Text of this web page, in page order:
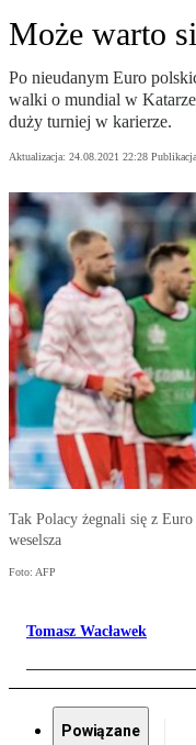
Może warto
Po nieudanym Euro
walki o mundial w
duży turniej w karierze.
Aktualizacja: 24.08.2021 22:28
Tak Polacy żegnali się z
weselsza
Foto: AFP
Tomasz Wacławek
Powiązane